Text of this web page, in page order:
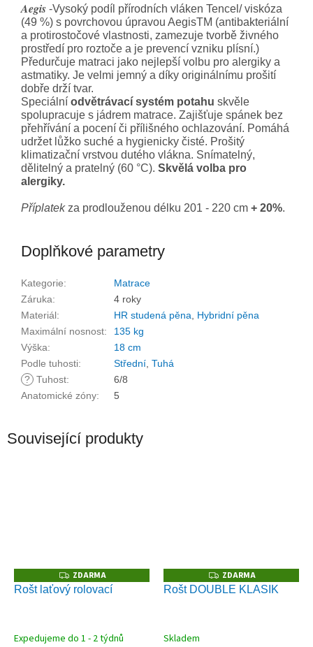
Aegis -Vysoký podíl přírodních vláken Tencel/ viskóza
(49 %) s povrchovou úpravou AegisTM (antibakteriální
a protirostočové vlastnosti, zamezuje tvorbě živného
prostředí pro roztoče a je prevencí vzniku plísní.)
Předurčuje matraci jako nejlepší volbu pro alergiky a
astmatiky. Je velmi jemný a díky originálnímu prošití
dobře drží tvar.
Speciální odvětrávací systém potahu skvěle
spolupracuje s jádrem matrace. Zajišťuje spánek bez
přehřívání a pocení či přílišného ochlazování. Pomáhá
udržet lůžko suché a hygienicky čisté. Prošitý
klimatizační vrstvou dutého vlákna. Snímatelný,
dělitelný a pratelný (60 °C). Skvělá volba pro
alergiky.
Příplatekza prodlouženou délku 201 - 220 cm + 20%.
Doplňkové parametry
Kategorie:
Matrace
Záruka:
4 roky
Materiál: HR studená pěna
Hybridní pěna
Maximální nosnost:
135 kg
Výška:
18 cm
Podle tuhosti: Střední Tuhá
? Tuhost:
6/8
Anatomické zóny: 5
Související produkty
Z
D
A
ZDARMA
Rošt laťový rolovací
Expedujeme do 1 - 2 týdnů
Z
D
A
ZDARMA
Rošt DOUBLE KLASIK
Skladem